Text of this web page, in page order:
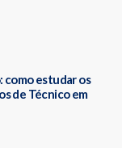
como estudar os
de Técnico em